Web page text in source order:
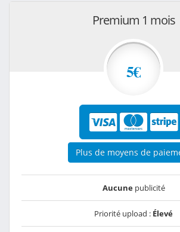
Premium 1 mois
5€
Plus de moyens de
Aucunepublicité
Priorité upload : Élevé